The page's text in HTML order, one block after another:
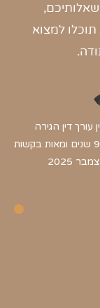
תוכלו למצוא
עורך דין הגירה
בעל נסיון של 9 שנים ומאות בקשות​​
2025